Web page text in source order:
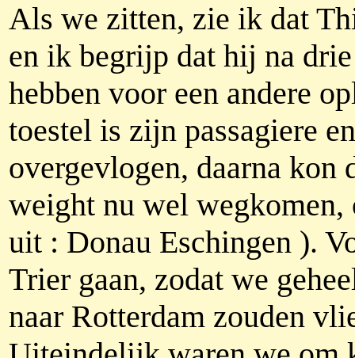
Als we zitten, zie ik dat
en ik begrijp dat hij na
hebben voor een andere
toestel is zijn passagiere
overgevlogen, daarna kon
weight nu wel wegkomen,
uit : Donau Eschingen ).
Trier gaan, zodat we
naar Rotterdam zouden